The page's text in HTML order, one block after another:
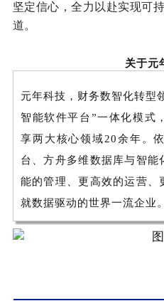
坚定信心，全力以赴实现可
道。
关于元
元年科技，财务数智化转型
智能软件平台”一体化模式
享两大核心领域20余年。
台、方舟多维数据库与智能
能的管理、更高效的运营、
就数据驱动的世界一流企业。